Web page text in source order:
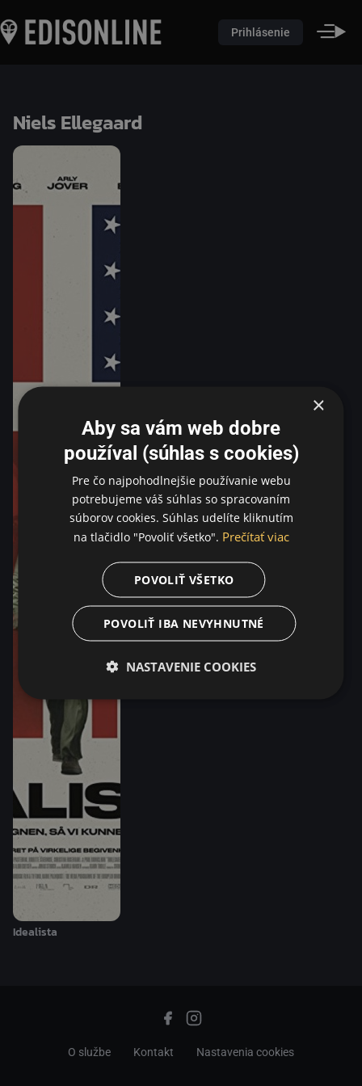
Prihlásenie
Niels Ellegaard
Idealista
O službe Kontakt Nastavenia cookies
×
Aby sa vám web dobre
používal (súhlas s cookies)
Pre čo najpohodlnejšie používanie webu
potrebujeme váš súhlas so spracovaním
súborov cookies. Súhlas udelíte kliknutím
na tlačidlo "Povoliť všetko". Prečítať viac
POVOLIŤ VŠETKO
POVOLIŤ IBA NEVYHNUTNÉ
NASTAVENIE COOKIES